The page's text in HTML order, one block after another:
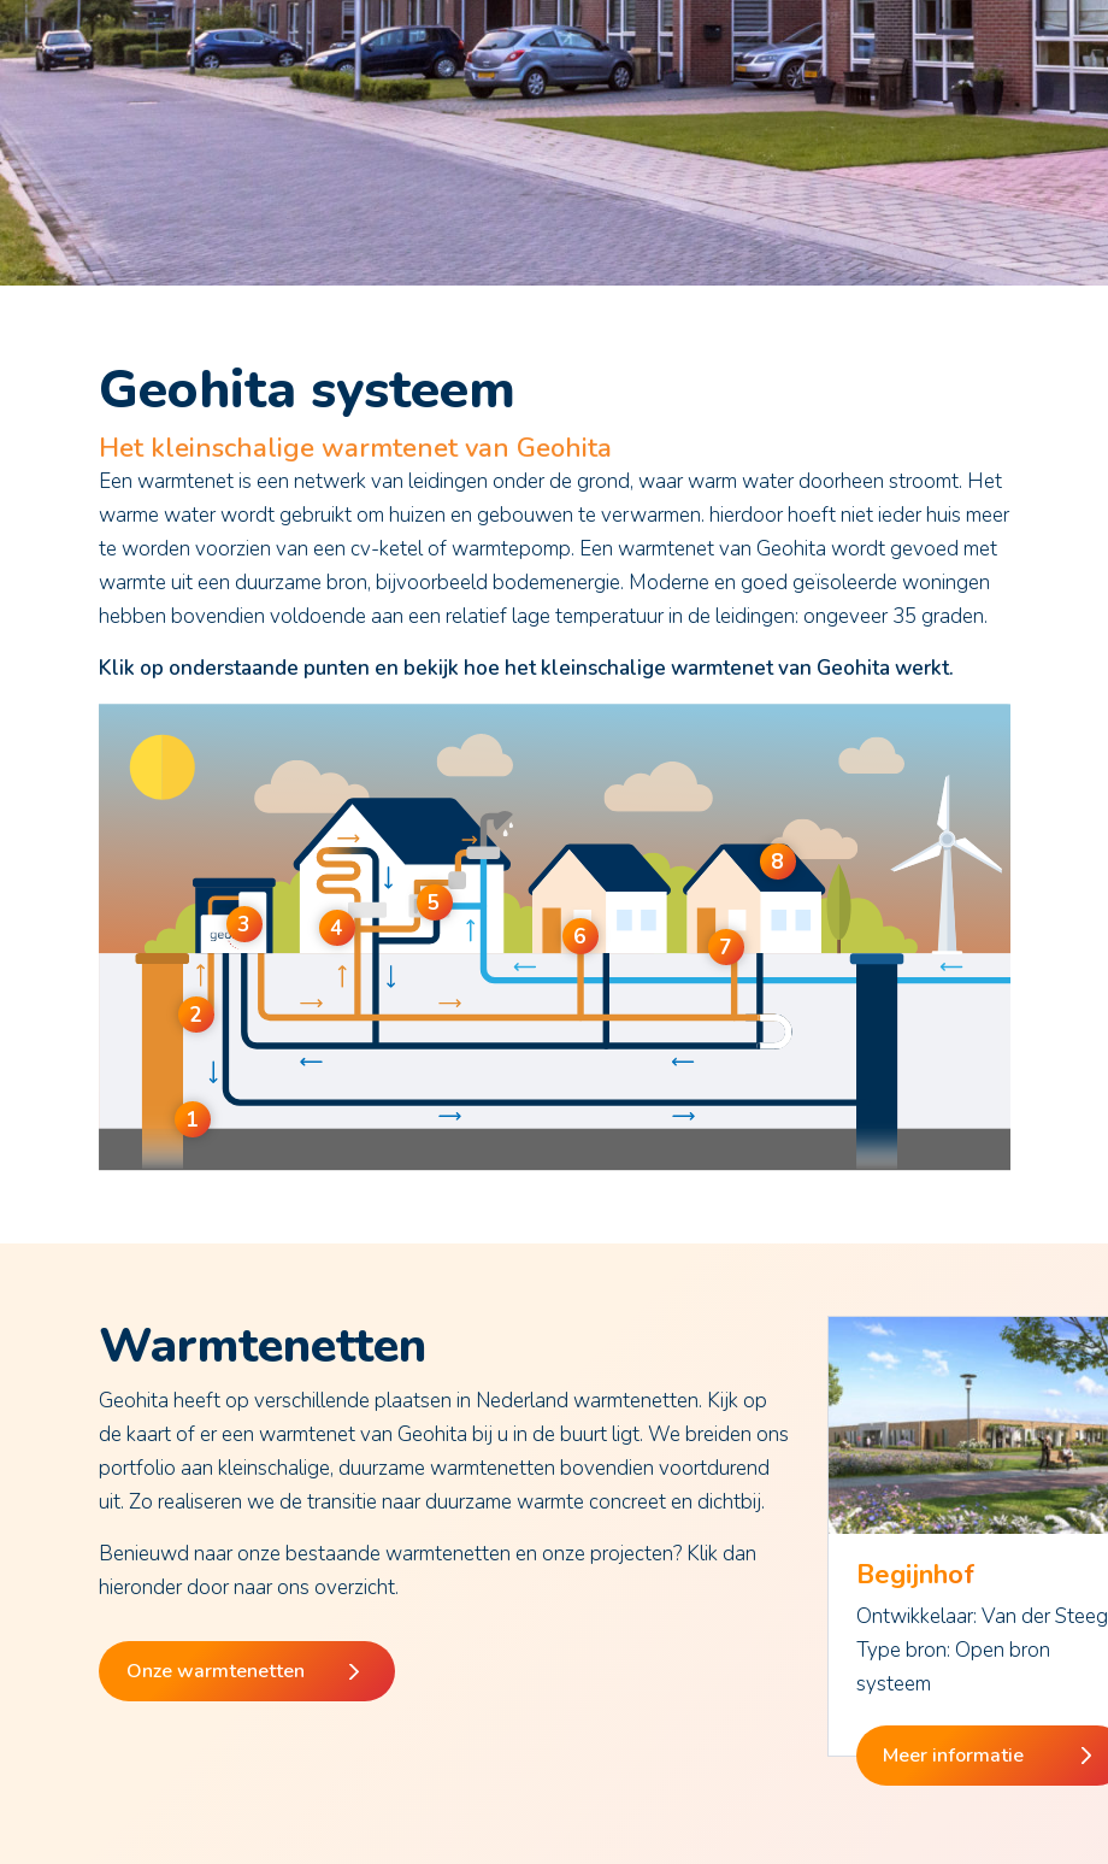
Geohita systeem
Het kleinschalige warmtenet van Geohita
Een warmtenet is een netwerk van leidingen onder de grond, waar warm water doorheen stroomt. Het
warme water wordt gebruikt om huizen en gebouwen te verwarmen. hierdoor hoeft niet ieder huis meer
te worden voorzien van een cv-ketel of warmtepomp. Een warmtenet van Geohita wordt gevoed met
warmte uit een duurzame bron, bijvoorbeeld bodemenergie. Moderne en goed geïsoleerde woningen
hebben bovendien voldoende aan een relatief lage temperatuur in de leidingen: ongeveer 35 graden.
Klik op onderstaande punten en bekijk hoe het kleinschalige warmtenet van Geohita werkt.
1
2
3 4
5
6
7
8
Warmtenetten
Geohita heeft op verschillende plaatsen in Nederland warmtenetten. Kijk op
de kaart of er een warmtenet van Geohita bij u in de buurt ligt. We breiden ons
portfolio aan kleinschalige, duurzame warmtenetten bovendien voortdurend
uit. Zo realiseren we de transitie naar duurzame warmte concreet en dichtbij.
Benieuwd naar onze bestaande warmtenetten en onze projecten? Klik dan
hieronder door naar ons overzicht.
Onze warmtenetten
Begijnhof
Ontwikkelaar: Van der Steeg
Type bron: Open bron
systeem
Meer informatie